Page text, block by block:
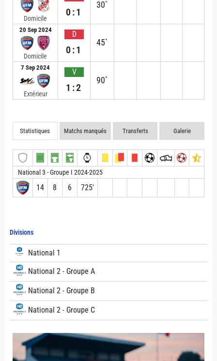
Divisions
National 1
National 2 - Groupe A
National 2 - Groupe B
National 2 - Groupe C
Domicile
0:1
30`
20 Sep 2024
Domicile
D
0:1
45`
7 Sep 2024
Extérieur
V
1:2
90`
Statistiques Matchs manqués Transferts Galerie
National 3 - Groupe I 2024-2025
14 8 6 725′